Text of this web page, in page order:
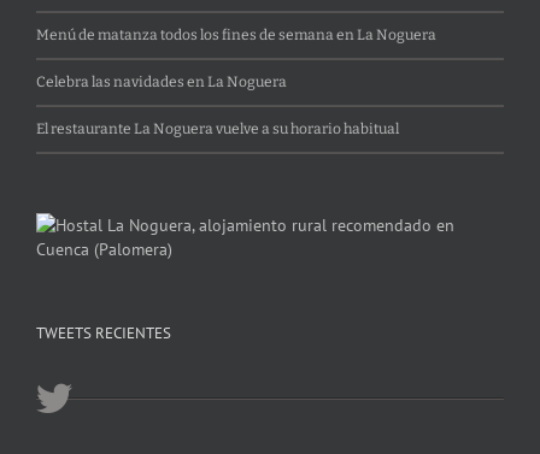
Menú de matanza todos los fines de semana en La Noguera
Celebra las navidades en La Noguera
El restaurante La Noguera vuelve a su horario habitual
TWEETS RECIENTES